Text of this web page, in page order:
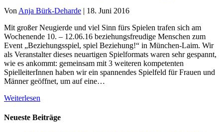
Von Anja Bürk-Deharde | 18. Juni 2016
Mit großer Neugierde und viel Sinn fürs Spielen trafen sich am
Wochenende 10. – 12.06.16 beziehungsfreudige Menschen zum
Event „Beziehungsspiel, spiel Beziehung!“ in München-Laim. Wir
als Veranstalter dieses neuartigen Spielformats waren sehr gespannt,
wie es ankommt: gemeinsam mit 3 weiteren kompetenten
SpielleiterInnen haben wir ein spannendes Spielfeld für Frauen und
Männer geöffnet, um auf eine…
Weiterlesen
Neueste Beiträge